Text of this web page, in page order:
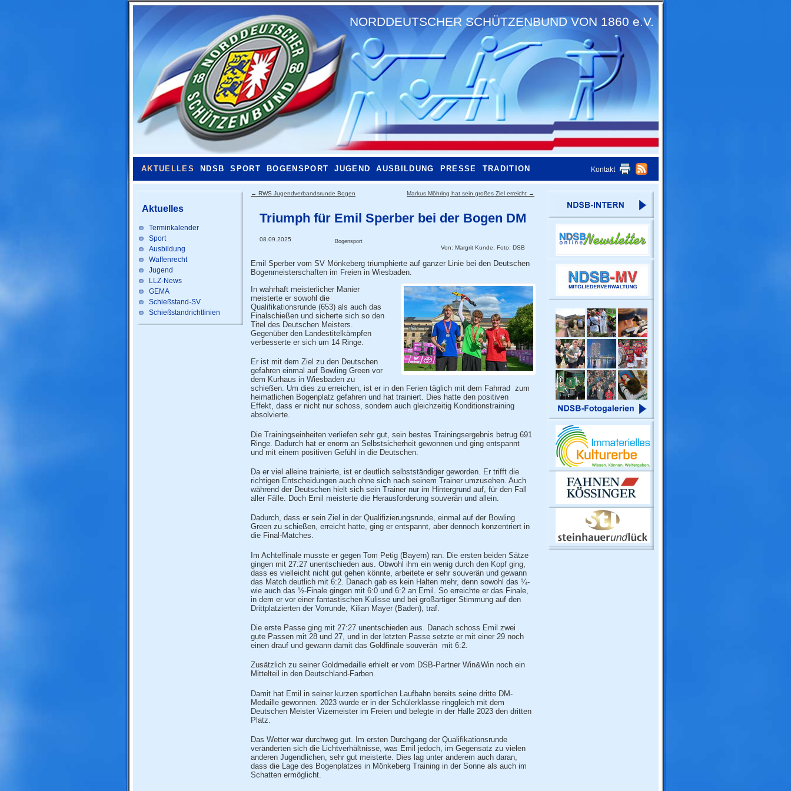
NORDDEUTSCHER SCHÜTZENBUND VON 1860 e.V.
AKTUELLES NDSB SPORT BOGENSPORT JUGEND AUSBILDUNG PRESSE TRADITION Kontakt
Aktuelles
Terminkalender
Sport
Ausbildung
Waffenrecht
Jugend
LLZ-News
GEMA
Schießstand-SV
Schießstandrichtlinien
← RWS Jugendverbandsrunde Bogen Markus Möhring hat sein großes Ziel erreicht →
Triumph für Emil Sperber bei der Bogen DM
08.09.2025 Bogensport
Von: Margrit Kunde, Foto: DSB
Emil Sperber vom SV Mönkeberg triumphierte auf ganzer Linie bei den Deutschen
Bogenmeisterschaften im Freien in Wiesbaden.
In wahrhaft meisterlicher Manier
meisterte er sowohl die
Qualifikationsrunde (653) als auch das
Finalschießen und sicherte sich so den
Titel des Deutschen Meisters.
Gegenüber den Landestitelkämpfen
verbesserte er sich um 14 Ringe.
Er ist mit dem Ziel zu den Deutschen
gefahren einmal auf Bowling Green vor
dem Kurhaus in Wiesbaden zu
schießen. Um dies zu erreichen, ist er in den Ferien täglich mit dem Fahrrad zum
heimatlichen Bogenplatz gefahren und hat trainiert. Dies hatte den positiven
Effekt, dass er nicht nur schoss, sondern auch gleichzeitig Konditionstraining
absolvierte.
Die Trainingseinheiten verliefen sehr gut, sein bestes Trainingsergebnis betrug 691
Ringe. Dadurch hat er enorm an Selbstsicherheit gewonnen und ging entspannt
und mit einem positiven Gefühl in die Deutschen.
Da er viel alleine trainierte, ist er deutlich selbstständiger geworden. Er trifft die
richtigen Entscheidungen auch ohne sich nach seinem Trainer umzusehen. Auch
während der Deutschen hielt sich sein Trainer nur im Hintergrund auf, für den Fall
aller Fälle. Doch Emil meisterte die Herausforderung souverän und allein.
Dadurch, dass er sein Ziel in der Qualifizierungsrunde, einmal auf der Bowling
Green zu schießen, erreicht hatte, ging er entspannt, aber dennoch konzentriert in
die Final-Matches.
Im Achtelfinale musste er gegen Tom Petig (Bayern) ran. Die ersten beiden Sätze
gingen mit 27:27 unentschieden aus. Obwohl ihm ein wenig durch den Kopf ging,
dass es vielleicht nicht gut gehen könnte, arbeitete er sehr souverän und gewann
das Match deutlich mit 6:2. Danach gab es kein Halten mehr, denn sowohl das ¼-
wie auch das ½-Finale gingen mit 6:0 und 6:2 an Emil. So erreichte er das Finale,
in dem er vor einer fantastischen Kulisse und bei großartiger Stimmung auf den
Drittplatzierten der Vorrunde, Kilian Mayer (Baden), traf.
Die erste Passe ging mit 27:27 unentschieden aus. Danach schoss Emil zwei
gute Passen mit 28 und 27, und in der letzten Passe setzte er mit einer 29 noch
einen drauf und gewann damit das Goldfinale souverän mit 6:2.
Zusätzlich zu seiner Goldmedaille erhielt er vom DSB-Partner Win&Win noch ein
Mittelteil in den Deutschland-Farben.
Damit hat Emil in seiner kurzen sportlichen Laufbahn bereits seine dritte DM-
Medaille gewonnen. 2023 wurde er in der Schülerklasse ringgleich mit dem
Deutschen Meister Vizemeister im Freien und belegte in der Halle 2023 den dritten
Platz.
Das Wetter war durchweg gut. Im ersten Durchgang der Qualifikationsrunde
veränderten sich die Lichtverhältnisse, was Emil jedoch, im Gegensatz zu vielen
anderen Jugendlichen, sehr gut meisterte. Dies lag unter anderem auch daran,
dass die Lage des Bogenplatzes in Mönkeberg Training in der Sonne als auch im
Schatten ermöglicht.